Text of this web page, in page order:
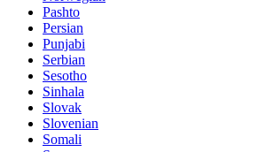
Pashto
Persian
Punjabi
Serbian
Sesotho
Sinhala
Slovak
Slovenian
Somali